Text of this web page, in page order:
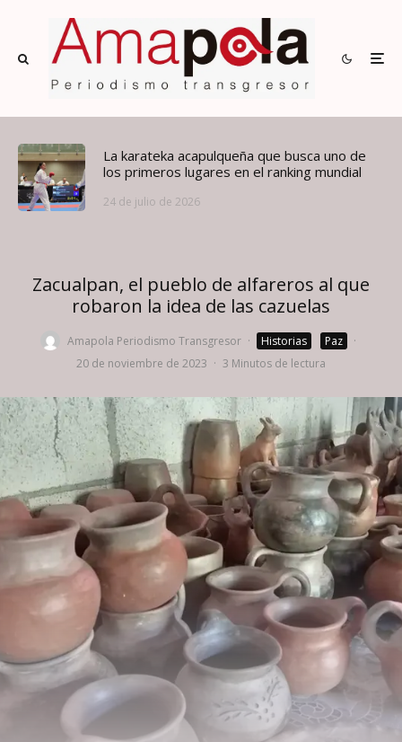
La karateka acapulqueña que busca uno de
los primeros lugares en el ranking mundial
24 de julio de 2026
Zacualpan, el pueblo de alfareros al que
robaron la idea de las cazuelas
Amapola Periodismo Transgresor · Historias Paz
·
20 de noviembre de 2023 · 3 Minutos de lectura